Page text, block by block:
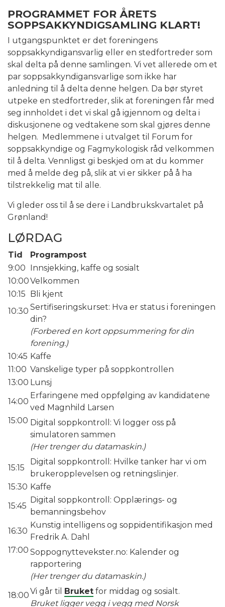
PROGRAMMET FOR ÅRETS
SOPPSAKKYNDIGSAMLING KLART!
I utgangspunktet er det foreningens
soppsakkyndigansvarlig eller en stedfortreder som
skal delta på denne samlingen. Vi vet allerede om et
par soppsakkyndigansvarlige som ikke har
anledning til å delta denne helgen. Da bør styret
utpeke en stedfortreder, slik at foreningen får med
seg innholdet i det vi skal gå igjennom og delta i
diskusjonene og vedtakene som skal gjøres denne
helgen. Medlemmene i utvalget til Forum for
soppsakkyndige og Fagmykologisk råd velkommen
til å delta. Vennligst gi beskjed om at du kommer
med å melde deg på, slik at vi er sikker på å ha
tilstrekkelig mat til alle.
Vi gleder oss til å se dere i Landbrukskvartalet på
Grønland!
LØRDAG
Tid
Programpost
9:00 Innsjekking, kaffe og sosialt
10:00Velkommen
10:15 Bli kjent
10:30 Sertifiseringskurset: Hva er status i foreningen
din?
(Forbered en kort oppsummering for din
forening.)
10:45 Kaffe
11:00 Vanskelige typer på soppkontrollen
13:00 Lunsj
14:00
Erfaringene med oppfølging av kandidatene
ved Magnhild Larsen
15:00 Digital soppkontroll: Vi logger oss på
simulatoren sammen
(Her trenger du datamaskin.)
15:15
Digital soppkontroll: Hvilke tanker har vi om
brukeropplevelsen og retningslinjer.
15:30 Kaffe
15:45
Digital soppkontroll: Opplærings- og
bemanningsbehov
16:30
Kunstig intelligens og soppidentifikasjon med
Fredrik A. Dahl
17:00 Soppognyttevekster.no: Kalender og
rapportering
(Her trenger du datamaskin.)
18:00Vi går til Bruket for middag og sosialt.
Bruket ligger vegg i vegg med Norsk